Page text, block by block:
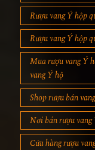
Rượu vang Ý hộp
Rượu vang Ý hộp
Mua rượu vang Ý
vang Ý hộ
Shop rượu bán
Nơi bán rượu vang
Cửa hàng rượu